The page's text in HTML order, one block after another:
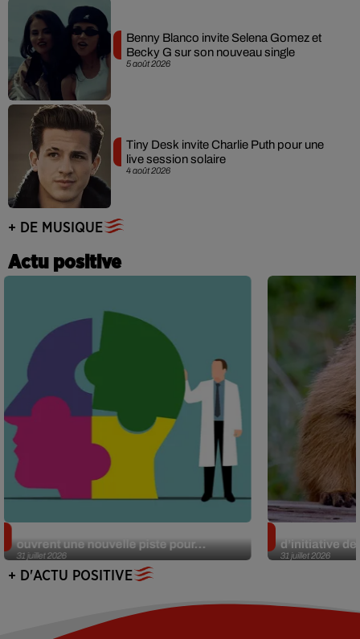
5 août 2026
Benny Blanco invite Selena Gomez et
Becky G sur son nouveau single
4 août 2026
Tiny Desk invite Charlie Puth pour une
live session solaire
+ DE MUSIQUE
Actu positive
31 juillet 2026
ouvrent une nouvelle piste pour...
31 juillet 2026
d’initiative
+ D'ACTU POSITIVE